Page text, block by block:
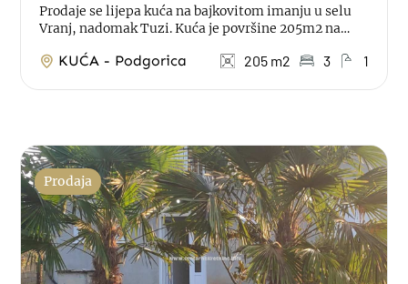
Prodaje se lijepa kuća na bajkovitom imanju u selu
Vranj, nadomak Tuzi. Kuća je površine 205m2 na
KUĆA - Podgorica 205 m2 3 1
Prodaja